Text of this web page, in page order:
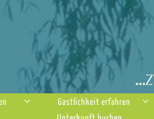
Gastlichkeit erfahren